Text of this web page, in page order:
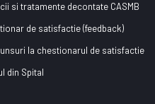
si tratamente decontate CASMB
de satisfactie (feedback)
la chestionarul de satisfactie
din Spital